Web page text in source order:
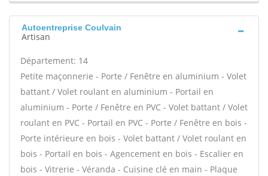
Autoentreprise Coulvain
Artisan
Département: 14
Petite maçonnerie - Porte / Fenêtre en aluminium - Volet
battant / Volet roulant en aluminium - Portail en
aluminium - Porte / Fenêtre en PVC - Volet battant / Volet
roulant en PVC - Portail en PVC - Porte / Fenêtre en bois -
Porte intérieure en bois - Volet battant / Volet roulant en
bois - Portail en bois - Agencement en bois - Escalier en
bois - Vitrerie - Véranda - Cuisine clé en main - Plaque